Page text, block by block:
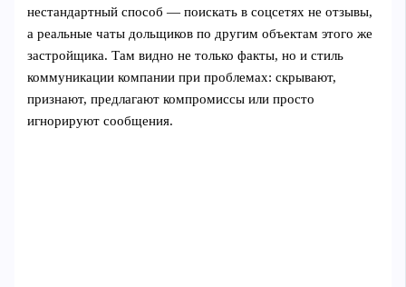
нестандартный способ — поискать в соцсетях не отзывы,
а реальные чаты дольщиков по другим объектам этого же
застройщика. Там видно не только факты, но и стиль
коммуникации компании при проблемах: скрывают,
признают, предлагают компромиссы или просто
игнорируют сообщения.